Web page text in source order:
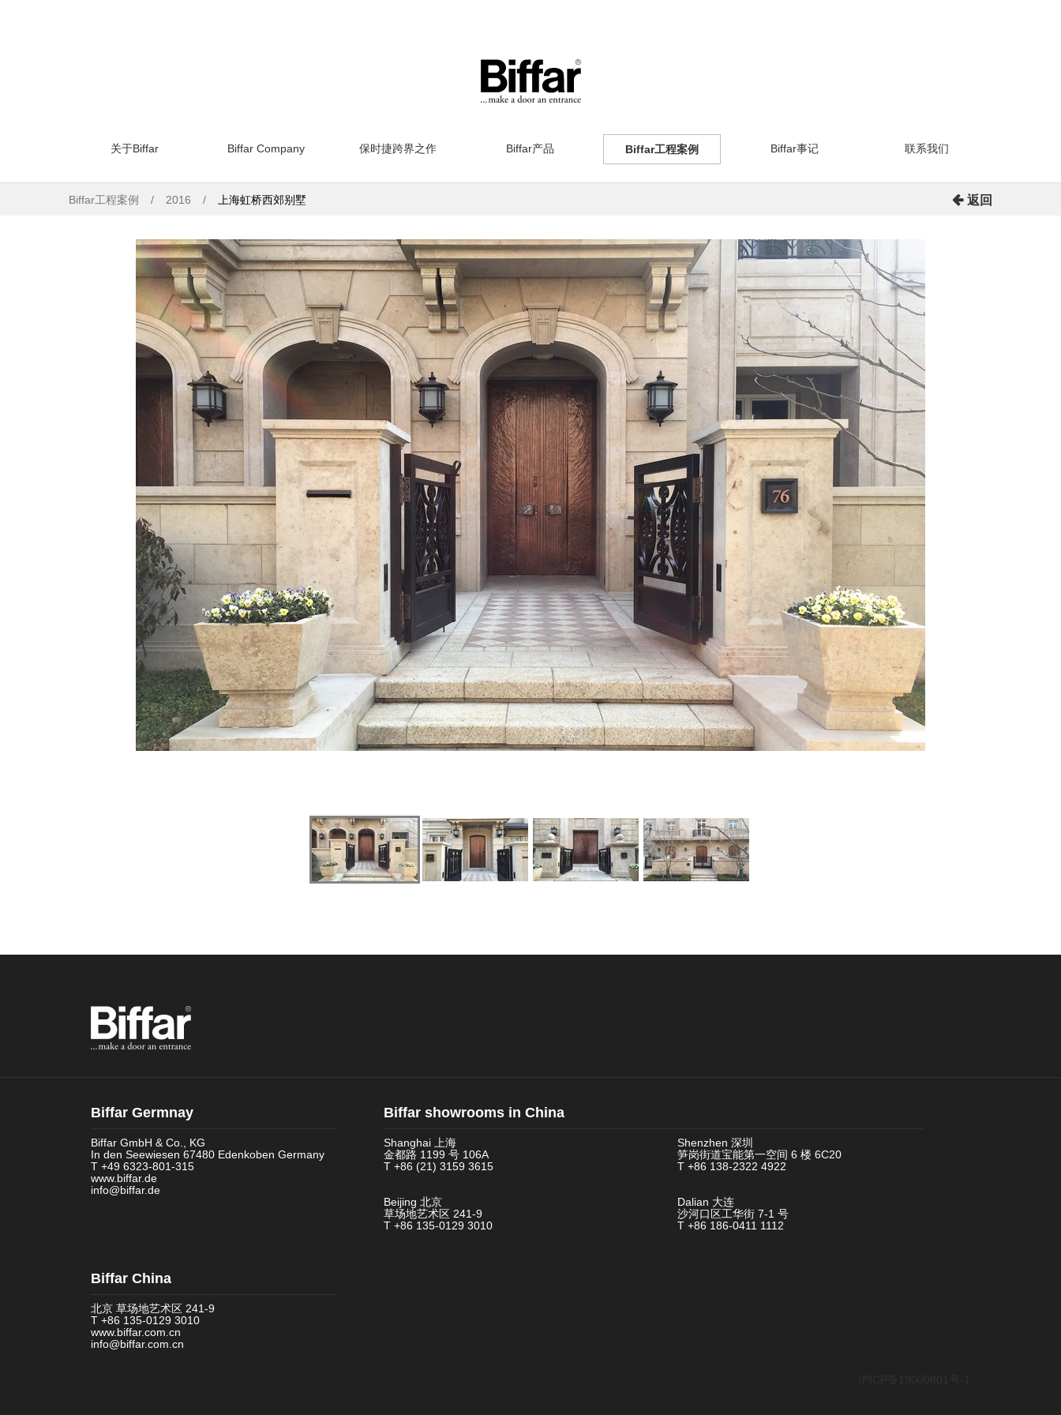
关于Biffar Biffar Company 保时捷跨界之作 Biffar产品 Biffar工程案例 Biffar事记 联系我们
Biffar工程案例 2016 上海虹桥西郊别墅 返回
Biffar Germnay Biffar showrooms in China
Biffar GmbH & Co., KG
In den Seewiesen 67480 Edenkoben Germany
T +49 6323-801-315
www.biffar.de
info@biffar.de
Biffar China
北京 草场地艺术区 241-9
T +86 135-0129 3010
www.biffar.com.cn
info@biffar.com.cn
Shanghai 上海
金都路 1199 号 106A
T +86 (21) 3159 3615
Beijing 北京
草场地艺术区 241-9
T +86 135-0129 3010
Shenzhen 深圳
笋岗街道宝能第一空间 6 楼 6C20
T +86 138-2322 4922
Dalian 大连
沙河口区工华街 7-1 号
T +86 186-0411 1112